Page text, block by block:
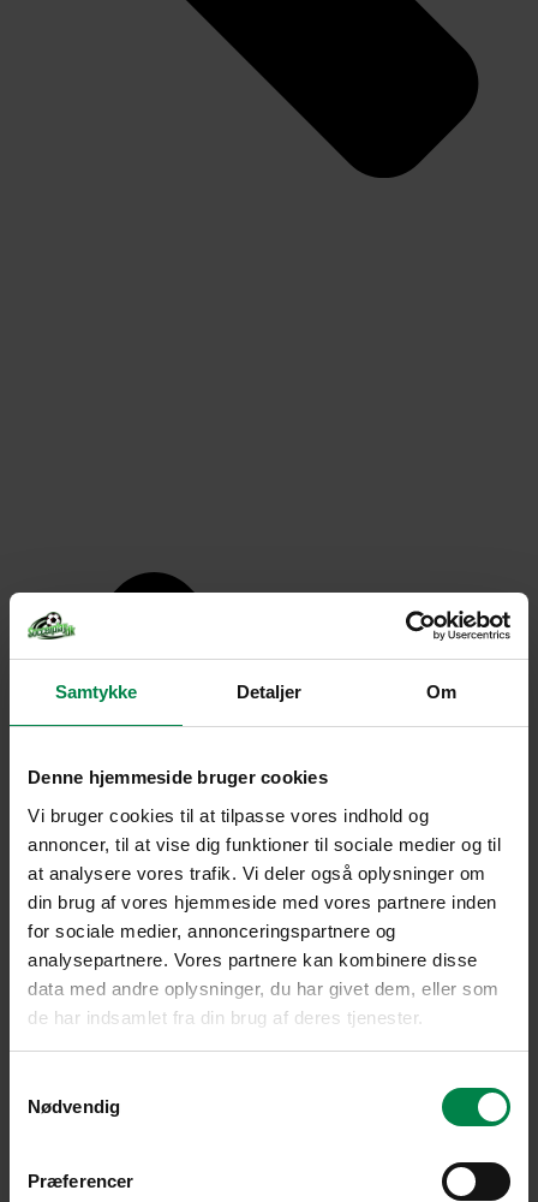
Samtykke Detaljer Om
Denne hjemmeside bruger cookies
Vi bruger cookies til at tilpasse vores indhold og
annoncer, til at vise dig funktioner til sociale medier og til
at analysere vores trafik. Vi deler også oplysninger om
din brug af vores hjemmeside med vores partnere inden
for sociale medier, annonceringspartnere og
analysepartnere. Vores partnere kan kombinere disse
data med andre oplysninger, du har givet dem, eller som
de har indsamlet fra din brug af deres tjenester.
Nødvendig
Præferencer